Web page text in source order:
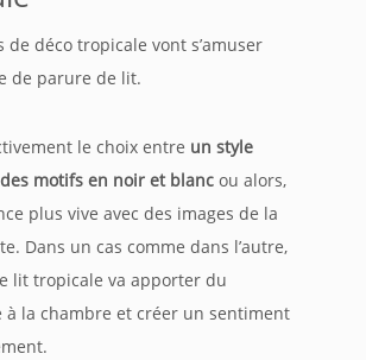
de déco tropicale vont s’amuser
de parure de lit.
le choix entre un style
motifs en noir et blanc ou alors,
plus vive avec des images de la
Dans un cas comme dans l’autre,
lit tropicale va apporter du
à la chambre et créer un sentiment